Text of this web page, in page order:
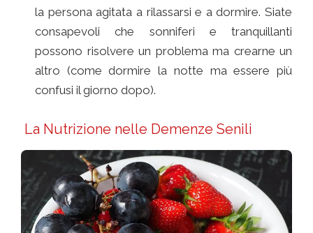
la persona agitata a rilassarsi e a dormire. Siate
consapevoli che sonniferi e tranquillanti
possono risolvere un problema ma crearne un
altro (come dormire la notte ma essere più
confusi il giorno dopo).
La Nutrizione nelle Demenze Senili